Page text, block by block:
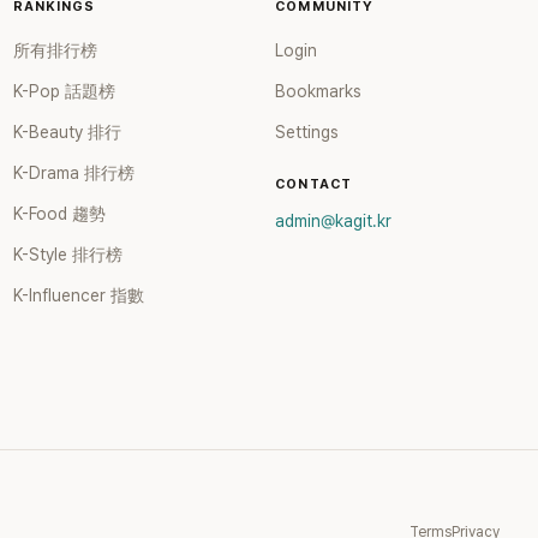
RANKINGS
所有排行榜
K-Pop 話題榜
K-Beauty 排行
K-Drama 排行榜
K-Food 趨勢
K-Style 排行榜
K-Influencer 指數
COMMUNITY
Login
Bookmarks
Settings
CONTACT
admin@kagit.kr
TermsPrivacy